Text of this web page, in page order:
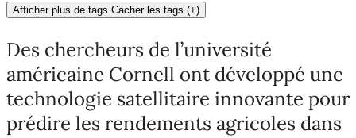
Afficher plus de tags Cacher les tags (+)
Des chercheurs de l’université
américaine Cornell ont développé une
technologie satellitaire innovante pour
prédire les rendements agricoles dans